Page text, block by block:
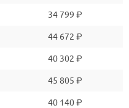
34 799 ₽
44 672 ₽
40 302 ₽
45 805 ₽
40 140 ₽